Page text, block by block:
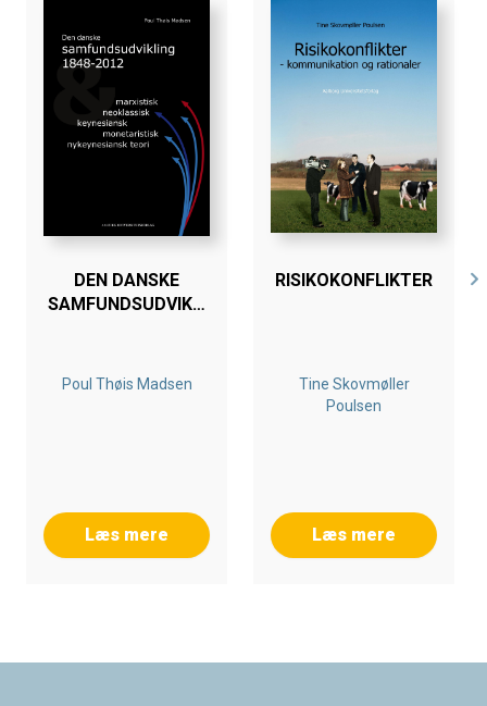
No Life - om gadelivsstil, territorialitet, og
maskulinitet blandt unge mænd i et forstadskvarter
Internationale Studier og Samfundsforhold, Akademiet
for Migrationsstudier i Danmark.
Bogen er illustreret med billeder fra Martin Stampes
fotoreportage: In My Brothers Kingdom. Martin Stampe
vandt årets pressefoto i 2008 med et billede fra
Bogen er en del af tilbuddet
DEN DANSKE
SAMFUNDSUDVIKLING
Poul Thøis Madsen
Læs mere
RISIKOKONFLIKTER
Tine Skovmøller
Poulsen
Læs mere